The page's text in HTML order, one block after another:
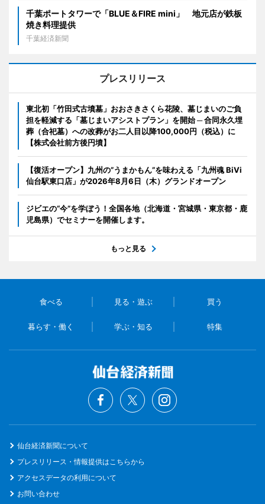
千葉ポートタワーで「BLUE＆FIRE mini」 地元店が鉄板
焼き料理提供
千葉経済新聞
プレスリリース
東北初「竹田式古墳墓」おおさきさくら花陵、墓じまいのご負
担を軽減する「墓じまいアシストプラン」を開始 ─ 合同永久埋
葬（合祀墓）への改葬がお二人目以降100,000円（税込）に
【株式会社前方後円墳】
【復活オープン】九州の”うまかもん”を味わえる「九州魂 BiVi
仙台駅東口店」が2026年8月6日（木）グランドオープン
ジビエの“今”を学ぼう！全国各地（北海道・宮城県・東京都・鹿
児島県）でセミナーを開催します。
もっと見る
食べる 見る・遊ぶ 買う
暮らす・働く 学ぶ・知る 特集
仙台経済新聞について
プレスリリース・情報提供はこちらから
アクセスデータの利用について
お問い合わせ